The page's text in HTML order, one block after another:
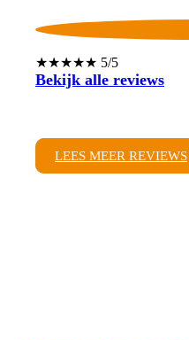
★★★★★ 5/5
Bekijk alle reviews
LEES MEER REVIEWS